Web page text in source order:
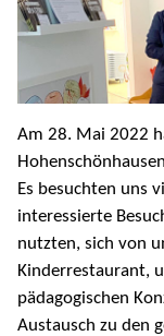
Am 28. Mai 2022
Es besuchten uns
interessierte
nutzten, sich von
Kinderrestaurant,
pädagogischen
Austausch zu den